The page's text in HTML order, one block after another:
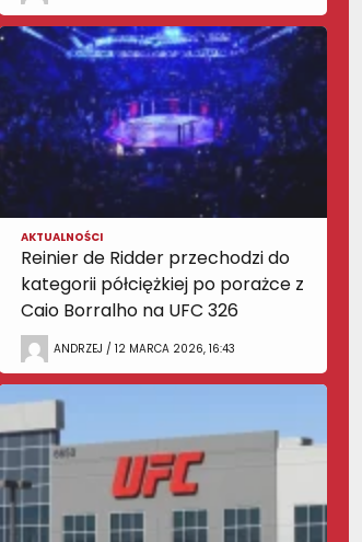
AKTUALNOŚCI
Reinier de Ridder przechodzi do
kategorii półciężkiej po porażce z
Caio Borralho na UFC 326
ANDRZEJ / 12 MARCA 2026, 16:43